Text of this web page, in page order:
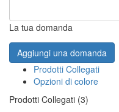
La tua domanda
Aggiungi una domanda
Prodotti Collegati
Opzioni di colore
Prodotti Collegati (3)